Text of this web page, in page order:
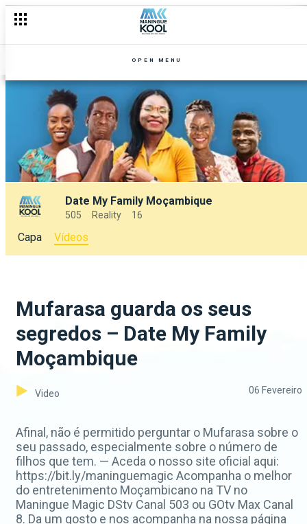
OPEN MENU
Date My Family Moçambique
505 Reality 16
Capa Vídeos
Mufarasa guarda os seus
segredos – Date My Family
Moçambique
Video 06 Fevereiro
Afinal, não é permitido perguntar o Mufarasa sobre o
seu passado, especialmente sobre o número de
filhos que tem. — Aceda o nosso site oficial aqui:
https://bit.ly/maninguemagic Acompanha o melhor
do entretenimento Moçambicano na TV no
Maningue Magic DStv Canal 503 ou GOtv Max Canal
8. Da um gosto e nos acompanha na nossa página